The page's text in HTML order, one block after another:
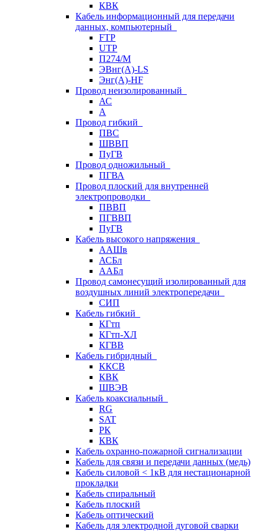
КВК
Кабель информационный для передачи
данных, компьютерный
FTP
UTP
П274/М
ЭВнг(А)-LS
Энг(А)-HF
Провод неизолированный
АС
А
Провод гибкий
ПВС
ШВВП
ПуГВ
Провод одножильный
ПГВА
Провод плоский для внутренней
электропроводки
ПВВП
ПГВВП
ПуГВ
Кабель высокого напряжения
ААШв
АСБл
ААБл
Провод самонесущий изолированный для
воздушных линий электропередачи
СИП
Кабель гибкий
КГтп
КГтп-ХЛ
КГВВ
Кабель гибридный
ККСВ
КВК
ШВЭВ
Кабель коаксиальный
RG
SAT
РК
КВК
Кабель охранно-пожарной сигнализации
Кабель для связи и передачи данных (медь)
Кабель силовой < 1кВ для нестационарной
прокладки
Кабель спиральный
Кабель плоский
Кабель оптический
Кабель для электродной дуговой сварки